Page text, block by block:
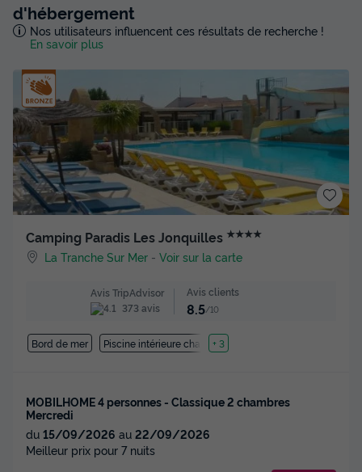
d'hébergement
Nos utilisateurs influencent ces résultats de recherche !
En savoir plus
Camping Paradis Les Jonquilles ★★★★
La Tranche Sur Mer -Voir sur la carte
Avis TripAdvisor
373 avis
Avis clients
8.5/10
Bord de mer Piscine intérieure chauffée
+ 3
MOBILHOME 4 personnes - Classique 2 chambres
Mercredi
du 15/09/2026 au 22/09/2026
Meilleur prix pour 7 nuits